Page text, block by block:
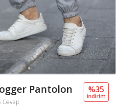
Pantolon
Cevap
%35
i̇ndi̇ri̇m